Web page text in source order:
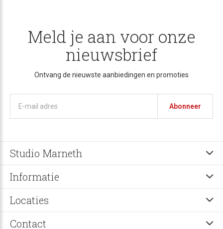
Meld je aan voor onze
nieuwsbrief
Ontvang de nieuwste aanbiedingen en promoties
Abonneer
Studio Marneth
Informatie
Locaties
Contact